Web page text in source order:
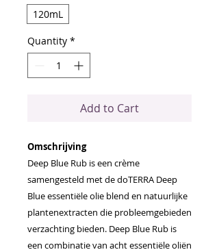
120mL
Quantity *
Add to Cart
Omschrijving
Deep Blue Rub is een crème
samengesteld met de doTERRA Deep
Blue essentiële olie blend en natuurlijke
plantenextracten die probleemgebieden
verzachting bieden. Deep Blue Rub is
een combinatie van acht essentiële oliën